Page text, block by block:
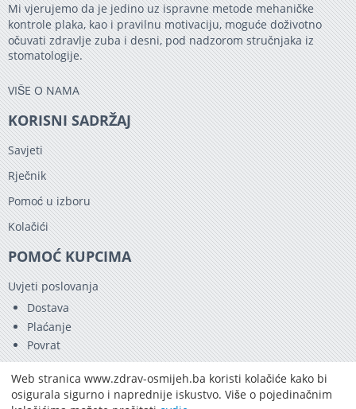
Mi vjerujemo da je jedino uz ispravne metode mehaničke
kontrole plaka, kao i pravilnu motivaciju, moguće doživotno
očuvati zdravlje zuba i desni, pod nadzorom stručnjaka iz
stomatologije.
VIŠE O NAMA
KORISNI SADRŽAJ
Savjeti
Rječnik
Pomoć u izboru
Kolačići
POMOĆ KUPCIMA
Uvjeti poslovanja
Dostava
Plaćanje
Povrat
KONTAKT
032/89 12 11
Web stranica www.zdrav-osmijeh.ba koristi kolačiće kako bi
osigurala sigurno i naprednije iskustvo. Više o pojedinačnim